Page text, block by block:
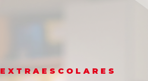
EXTRAESCOLARES